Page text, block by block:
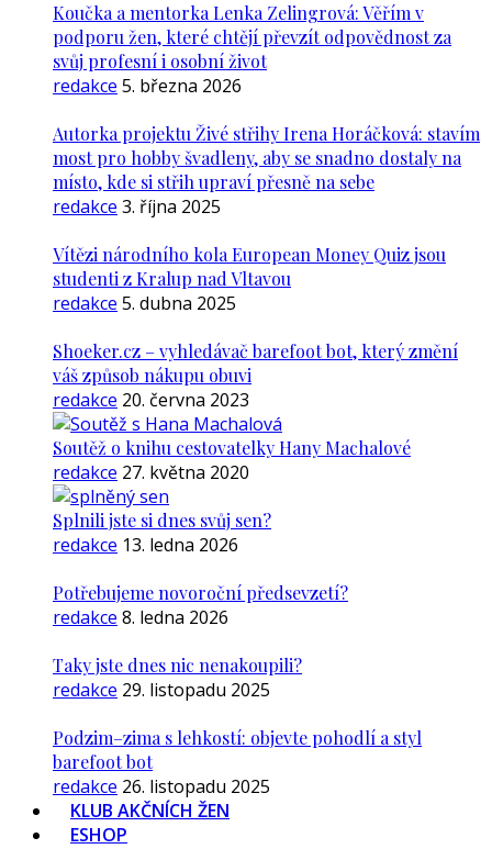
Koučka a mentorka Lenka Zelingrová: Věřím v
podporu žen, které chtějí převzít odpovědnost za
svůj profesní i osobní život
redakce 5. března 2026
Autorka projektu Živé střihy Irena Horáčková: stavím
most pro hobby švadleny, aby se snadno dostaly na
místo, kde si střih upraví přesně na sebe
redakce 3. října 2025
Vítězi národního kola European Money Quiz jsou
studenti z Kralup nad Vltavou
redakce 5. dubna 2025
Shoeker.cz – vyhledávač barefoot bot, který změní
váš způsob nákupu obuvi
redakce 20. června 2023
Soutěž o knihu cestovatelky Hany Machalové
redakce 27. května 2020
Splnili jste si dnes svůj sen?
redakce 13. ledna 2026
Potřebujeme novoroční předsevzetí?
redakce 8. ledna 2026
Taky jste dnes nic nenakoupili?
redakce 29. listopadu 2025
Podzim–zima s lehkostí: objevte pohodlí a styl
barefoot bot
redakce 26. listopadu 2025
KLUB AKČNÍCH ŽEN
ESHOP